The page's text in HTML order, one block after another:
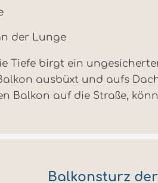
der Lunge
Tiefe birgt ein
ausbüxt und aufs
Balkon auf die Straße,
Balkonsturz